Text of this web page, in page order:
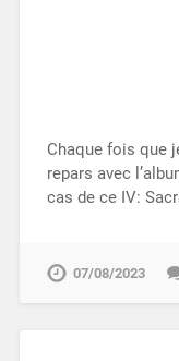
Chaque fois que
repars avec
cas de ce IV:
07/08/2023